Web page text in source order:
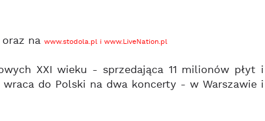
na www.stodola.pli www.LiveNation.pl
XXI wieku - sprzedająca 11 milionów płyt i
do Polski na dwa koncerty - w Warszawie i